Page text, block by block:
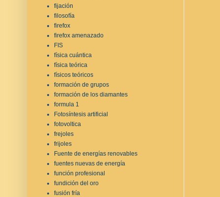
fijación
filosofía
firefox
firefox amenazado
FIS
física cuántica
física teórica
físicos teóricos
formación de grupos
formación de los diamantes
formula 1
Fotosíntesis artificial
fotovoltica
frejoles
frijoles
Fuente de energías renovables
fuentes nuevas de energía
función profesional
fundición del oro
fusión fría